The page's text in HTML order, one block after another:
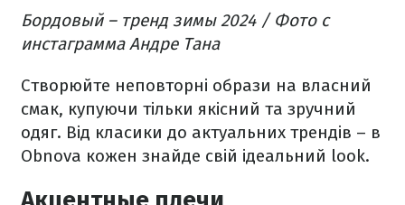
Бордовый – тренд зимы 2024 / Фото с
инстаграмма Андре Тана
Створюйте неповторні образи на власний
смак, купуючи тільки якісний та зручний
одяг. Від класики до актуальних трендів – в
Obnova кожен знайде свій ідеальний look.